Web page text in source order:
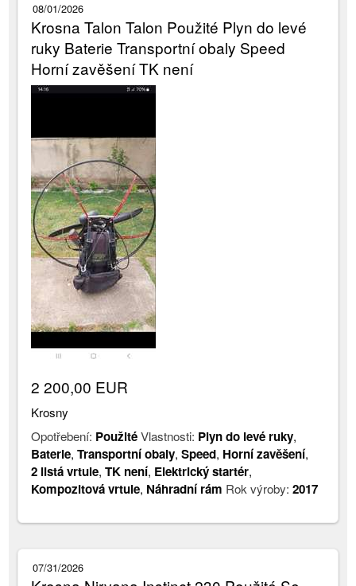
08/01/2026
Krosna Talon Talon Použité Plyn do levé
ruky Baterie Transportní obaly Speed
Horní zavěšení TK není
2 200,00 EUR
Krosny
Opotřebení: PoužitéVlastnosti: Plyn do levé ruky,
Baterie,Transportní obaly,Speed, Horní zavěšení,
2 listá vrtule,TK není, Elektrický startér,
Kompozitová vrtule, Náhradní rám Rok výroby:2017
07/31/2026